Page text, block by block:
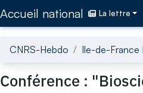
Accueil national La lettre
CNRS-Hebdo Ile-de-France
Conférence :